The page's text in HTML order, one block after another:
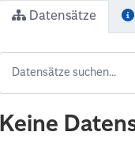
Datensätze
Keine